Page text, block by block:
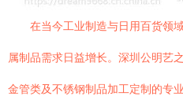
在当今工业制造与日用百货领
属制品需求日益增长。深圳公明艺
金管类及不锈钢制品加工定制的专